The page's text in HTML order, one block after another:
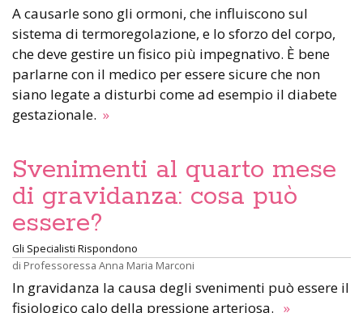
A causarle sono gli ormoni, che influiscono sul
sistema di termoregolazione, e lo sforzo del corpo,
che deve gestire un fisico più impegnativo. È bene
parlarne con il medico per essere sicure che non
siano legate a disturbi come ad esempio il diabete
gestazionale. »
Svenimenti al quarto mese
di gravidanza: cosa può
essere?
Gli Specialisti Rispondono
di Professoressa Anna Maria Marconi
In gravidanza la causa degli svenimenti può essere il
fisiologico calo della pressione arteriosa. »